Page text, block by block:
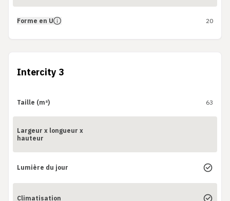
Forme en U 20
Intercity 3
Taille (m²) 63
Largeur x longueur x
hauteur
Lumière du jour
Climatisation